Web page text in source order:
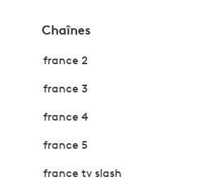
Chaînes
france 2
france 3
france 4
france 5
france tv slash